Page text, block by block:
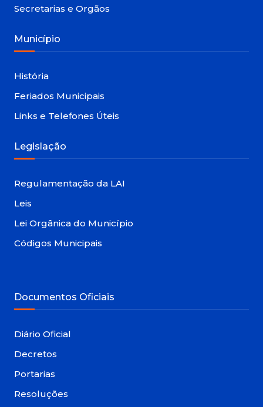
Secretarias e Orgãos
Município
História
Feriados Municipais
Links e Telefones Úteis
Legislação
Regulamentação da LAI
Leis
Lei Orgânica do Município
Códigos Municipais
Documentos Oficiais
Diário Oficial
Decretos
Portarias
Resoluções